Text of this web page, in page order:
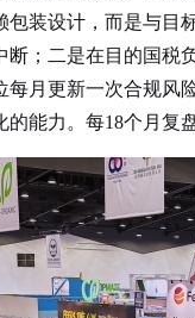
装设计，而是与
；二是在目的国税
更新一次合规风
的能力。每18个月